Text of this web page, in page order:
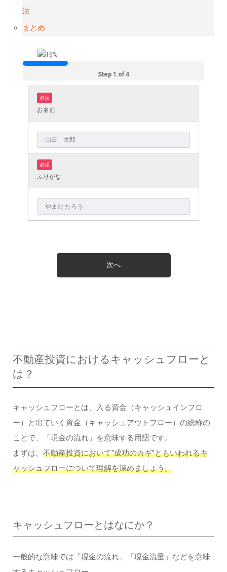
法
まとめ
Step 1 of 4
必須
お名前
必須
ふりがな
不動産投資におけるキャッシュフローと
は？
キャッシュフローとは、入る資金（キャッシュインフロ
ー）と出ていく資金（キャッシュアウトフロー）の総称の
ことで、「現金の流れ」を意味する用語です。
まずは、 不動産投資において“成功のカギ”ともいわれるキ
ャッシュフローについて理解を深めましょう。
キャッシュフローとはなにか？
一般的な意味では「現金の流れ」「現金流量」などを意味